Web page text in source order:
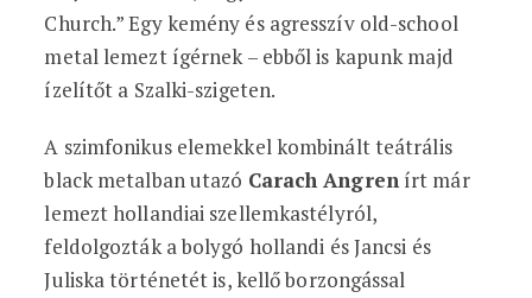
Church.” Egy kemény és agresszív old-school
metal lemezt ígérnek – ebből is kapunk majd
ízelítőt a Szalki-szigeten.
A szimfonikus elemekkel kombinált teátrális
black metalban utazó Carach Angrenírt már
lemezt hollandiai szellemkastélyról,
feldolgozták a bolygó hollandi és Jancsi és
Juliska történetét is, kellő borzongással